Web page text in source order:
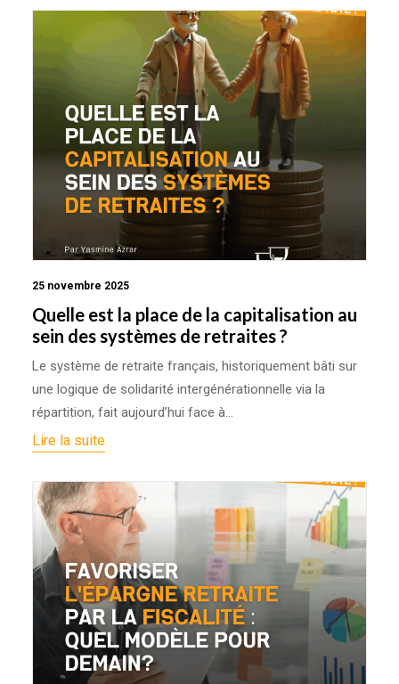
25 novembre 2025
Quelle est la place de la capitalisation au
sein des systèmes de retraites ?
Le système de retraite français, historiquement bâti sur
une logique de solidarité intergénérationnelle via la
répartition, fait aujourd’hui face à…
Lire la suite